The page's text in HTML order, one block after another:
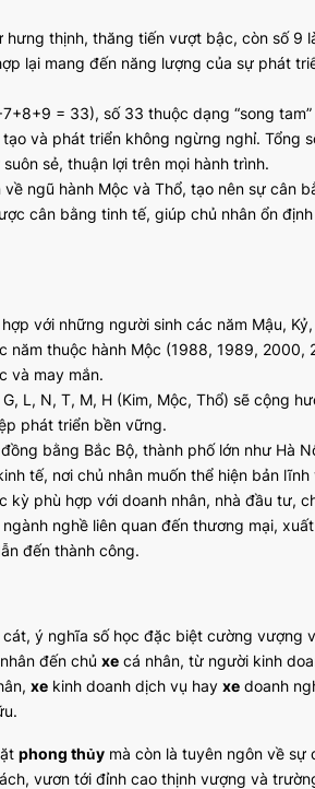
hưng thịnh, thăng tiến vượt bậc, còn số 9
lại mang đến năng lượng của sự phát
= 33), số 33 thuộc dạng “song
và phát triển không ngừng nghỉ. Tổng
sẻ, thuận lợi trên mọi hành trình.
ngũ hành Mộc và Thổ, tạo nên sự cân
cân bằng tinh tế, giúp chủ nhân ổn
với những người sinh các năm Mậu,
thuộc hành Mộc (1988, 1989, 2000,
và may mắn.
L, N, T, M, H (Kim, Mộc, Thổ) sẽ cộng
phát triển bền vững.
bằng Bắc Bộ, thành phố lớn như Hà
tế, nơi chủ nhân muốn thể hiện bản
kỳ phù hợp với doanh nhân, nhà đầu tư,
nghề liên quan đến thương mại,
đến thành công.
cát, ý nghĩa số học đặc biệt cường vượng
đến chủ xe cá nhân, từ người kinh
xe kinh doanh dịch vụ hay xe doanh
phong thủy mà còn là tuyên ngôn về sự
vươn tới đỉnh cao thịnh vượng và